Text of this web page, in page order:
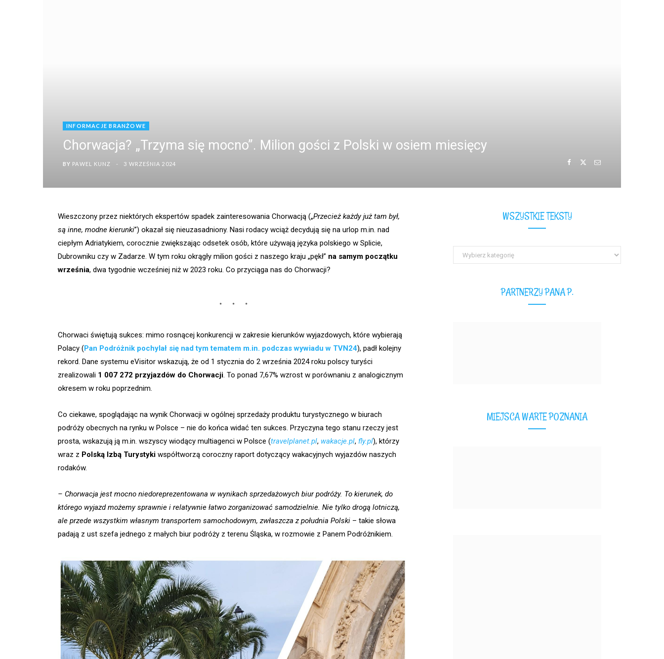
INFORMACJE BRANŻOWE
Chorwacja? „Trzyma się mocno”. Milion gości z Polski w osiem miesięcy
BY PAWEL KUNZ 3 WRZEŚNIA 2024
Wieszczony przez niektórych ekspertów spadek zainteresowania Chorwacją („Przecież każdy już tam był,
są inne, modne kierunki”) okazał się nieuzasadniony. Nasi rodacy wciąż decydują się na urlop m.in. nad
ciepłym Adriatykiem, corocznie zwiększając odsetek osób, które używają języka polskiego w Splicie,
Dubrowniku czy w Zadarze. W tym roku okrągły milion gości z naszego kraju „pękł” na samym początku
września, dwa tygodnie wcześniej niż w 2023 roku. Co przyciąga nas do Chorwacji?
Chorwaci świętują sukces: mimo rosnącej konkurencji w zakresie kierunków wyjazdowych, które wybierają
Polacy (Pan Podróżnik pochylał się nad tym tematem m.in. podczas wywiadu w TVN24), padł kolejny
rekord. Dane systemu eVisitor wskazują, że od 1 stycznia do 2 września 2024 roku polscy turyści
zrealizowali1 007 272 przyjazdów do Chorwacji. To ponad 7,67% wzrost w porównaniu z analogicznym
okresem w roku poprzednim.
Co ciekawe, spoglądając na wynik Chorwacji w ogólnej sprzedaży produktu turystycznego w biurach
podróży obecnych na rynku w Polsce – nie do końca widać ten sukces. Przyczyna tego stanu rzeczy jest
prosta, wskazują ją m.in. wszyscy wiodący multiagenci w Polsce (travelplanet.pl, wakacje.pl, fly.pl), którzy
wraz z Polską Izbą Turystykiwspółtworzą coroczny raport dotyczący wakacyjnych wyjazdów naszych
rodaków.
– Chorwacja jest mocno niedoreprezentowana w wynikach sprzedażowych biur podróży. To kierunek, do
którego wyjazd możemy sprawnie i relatywnie łatwo zorganizować samodzielnie. Nie tylko drogą lotniczą,
ale przede wszystkim własnym transportem samochodowym, zwłaszcza z południa Polski– takie słowa
padają z ust szefa jednego z małych biur podróży z terenu Śląska, w rozmowie z Panem Podróżnikiem.
WSZYSTKIE TEKSTY
Wszystkie
teksty
PARTNERZY PANA P.
MIEJSCA WARTE POZNANIA